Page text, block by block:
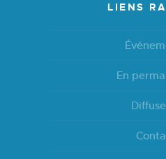
LIENS
En